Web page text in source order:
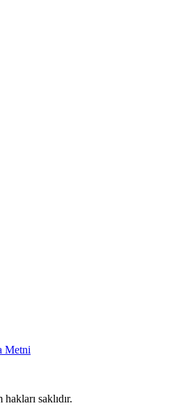
Metni
saklıdır.